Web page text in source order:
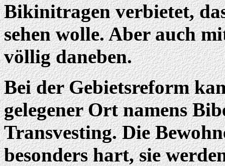
Bikinitragen verbietet,
sehen wolle. Aber auch
völlig daneben.
Bei der Gebietsreform
gelegener Ort namensBi
Transvesting. Die
besonders hart, sie